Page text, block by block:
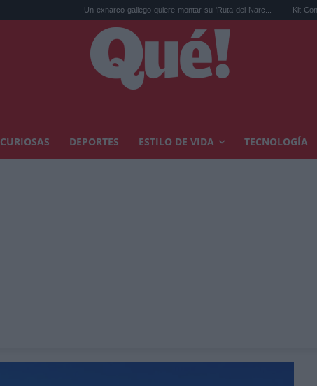
Un exnarco gallego quiere montar su 'Ruta del Narc... Kit Connor será
CURIOSAS DEPORTES ESTILO DE VIDA TECNOLOGÍA